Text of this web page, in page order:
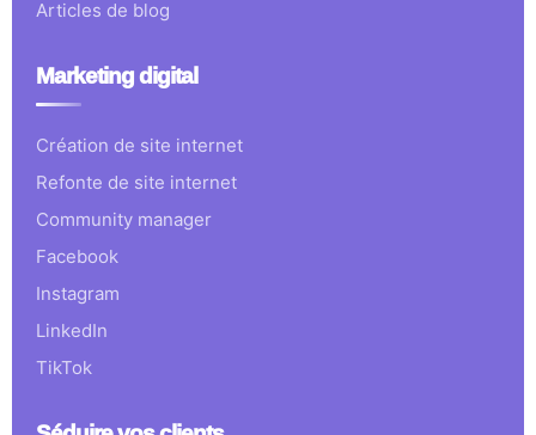
Articles de blog
Marketing digital
Création de site internet
Refonte de site internet
Community manager
Facebook
Instagram
LinkedIn
TikTok